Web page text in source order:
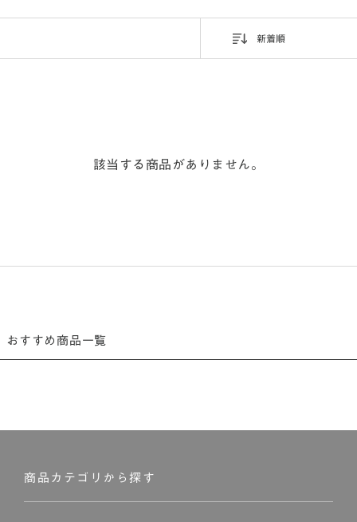
新着順
該当する商品がありません。
おすすめ商品一覧
商品カテゴリから探す